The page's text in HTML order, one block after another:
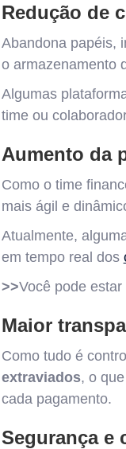
Redução de
Abandona papéis,
o armazenamento
Algumas
time ou
Aumento da
Como o time
mais ágil e
Atualmente,
em tempo real dos
>>Você pode
Maior
Como tudo é
extraviados, o
cada pagamento.
Segurança e